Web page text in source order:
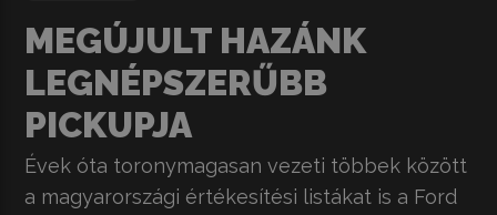
MEGÚJULT HAZÁNK
LEGNÉPSZERŰBB
PICKUPJA
Évek óta toronymagasan vezeti többek között
a magyarországi értékesítési listákat is a Ford